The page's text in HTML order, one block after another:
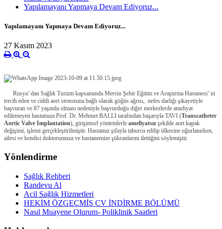
Yapılamayanı Yapmaya Devam Ediyoruz...
Yapılamayanı Yapmaya Devam Ediyoruz...
27 Kasım 2023
Rusya’ dan Sağlık Turizm kapsamında Mersin Şehir Eğitim ve Araştırma Hastanesi’ ni
tercih eden ve ciddi aort stenozuna bağlı olarak göğüs ağrısı, nefes darlığı şikayetiyle
başvuran ve 87 yaşında olması nedeniyle başvurduğu diğer merkezlerde ameliyat
edilemeyen hastamıza Prof. Dr. Mehmet BALLI tarafından başarıyla TAVI (Transcatheter
Aortic Valve Implantation), girişimsel yöntemlerle ameliyatsız şekilde aort kapak
değişimi, işlemi gerçekleştirilmiştir. Hastamız şifayla taburcu edilip ülkesine uğurlanırken,
ailesi ve kendisi doktorumuza ve hastanemize şükranlarını ilettiğini söylemiştir.
Yönlendirme
Sağlık Rehberi
Randevu Al
Acil Sağlık Hizmetleri
HEKİM ÖZGEÇMİŞ CV İNDİRME BÖLÜMÜ
Nasıl Muayene Olurum- Poliklinik Saatleri